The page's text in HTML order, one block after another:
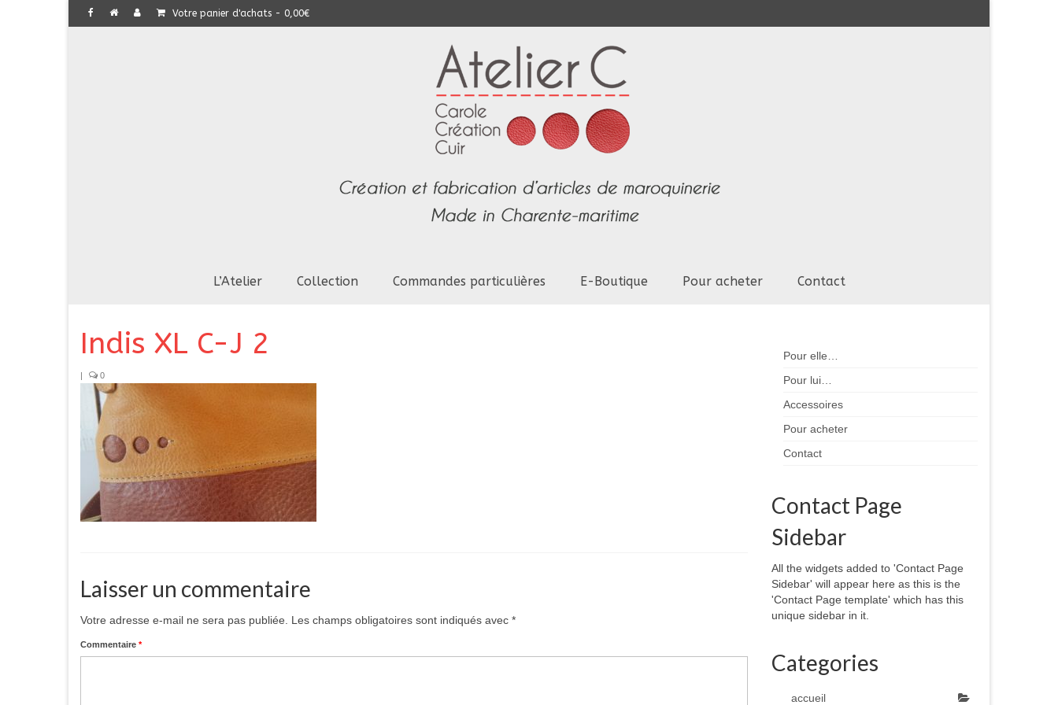
Votre panier d'achats - 0,00€
L’Atelier Collection Commandes particulières E-Boutique Pour acheter Contact
Indis XL C-J 2
| 0
Laisser un commentaire
Votre adresse e-mail ne sera pas publiée. Les champs obligatoires sont indiqués avec *
Commentaire *
Pour elle…
Pour lui…
Accessoires
Pour acheter
Contact
Contact Page
Sidebar
All the widgets added to 'Contact Page
Sidebar' will appear here as this is the
'Contact Page template' which has this
unique sidebar in it.
Categories
accueil